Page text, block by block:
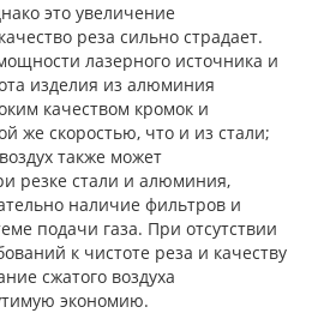
это увеличение
реза сильно страдает.
лазерного источника и
изделия из алюминия
качеством кромок и
же скоростью, что и из стали;
также может
резке стали и алюминия,
наличие фильтров и
подачи газа. При отсутствии
к чистоте реза и качеству
сжатого воздуха
экономию.